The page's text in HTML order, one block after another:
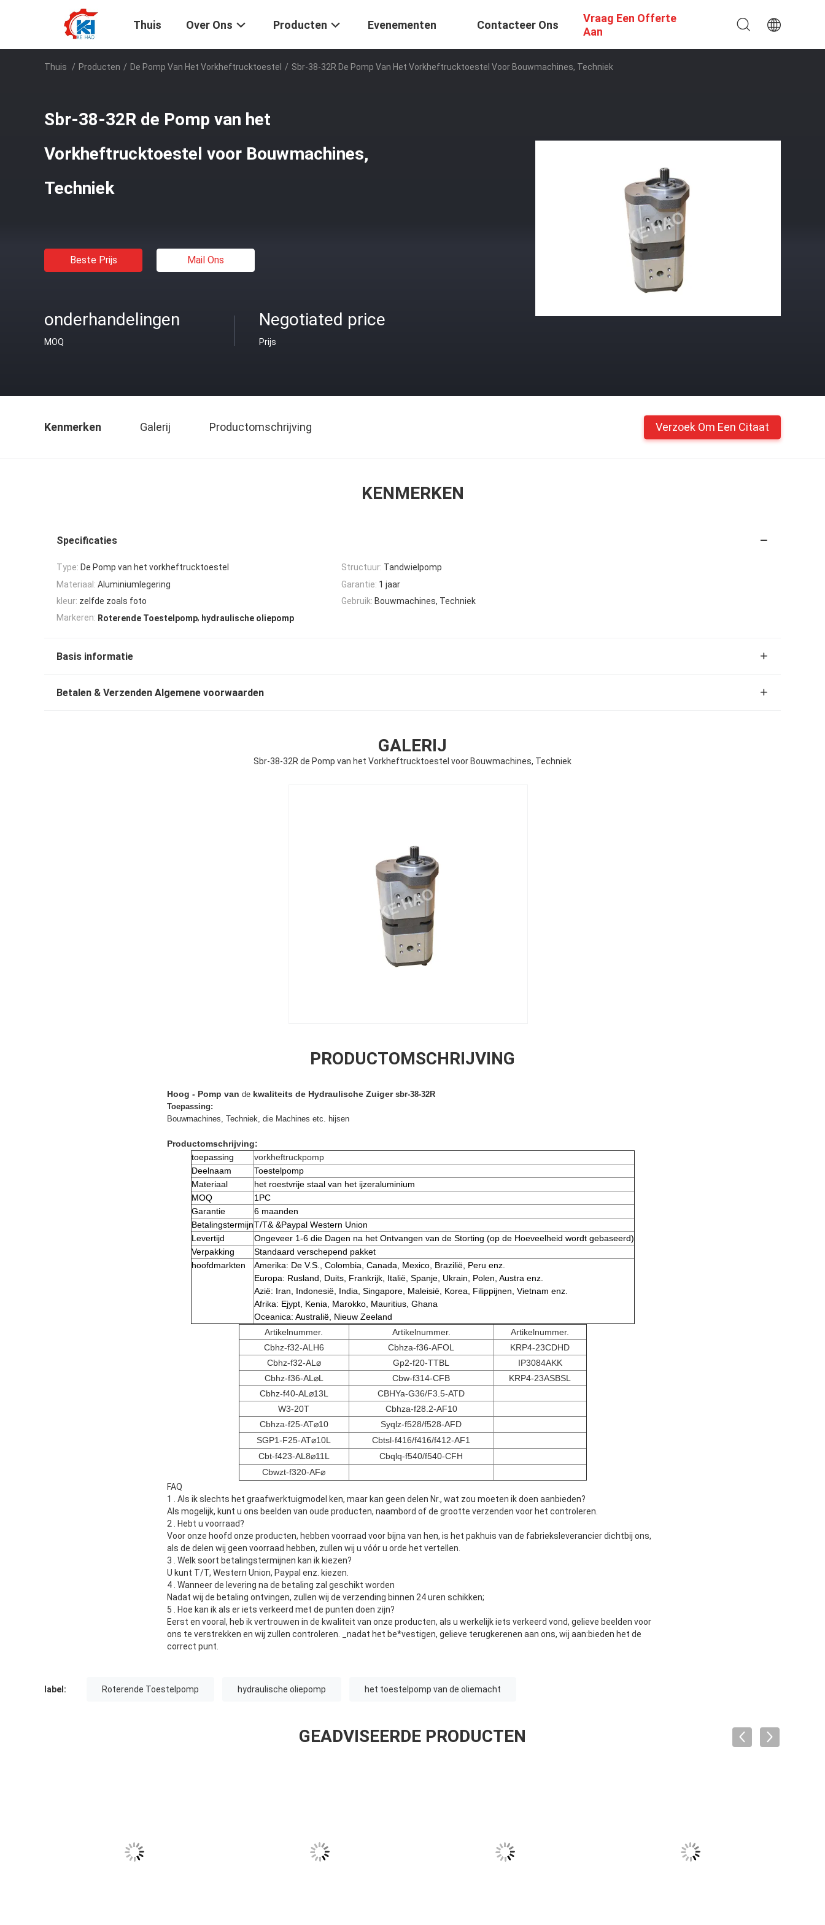
Thuis Over Ons Producten Evenementen Contacteer Ons
Vraag Een Offerte
Aan
Thuis / Producten / De Pomp Van Het Vorkheftrucktoestel / Sbr-38-32R De Pomp Van Het Vorkheftrucktoestel Voor Bouwmachines, Techniek
Sbr-38-32R de Pomp van het
Vorkheftrucktoestel voor Bouwmachines,
Techniek
Beste Prijs Mail Ons
onderhandelingen
MOQ
Negotiated price
Prijs
Kenmerken Galerij Productomschrijving Verzoek Om Een Citaat
KENMERKEN
Specificaties
Type: De Pomp van het vorkheftrucktoestel Structuur: Tandwielpomp
Materiaal: Aluminiumlegering Garantie: 1 jaar
kleur: zelfde zoals foto Gebruik: Bouwmachines, Techniek
Markeren: Roterende Toestelpomp, hydraulische oliepomp
Basis informatie
Betalen & Verzenden Algemene voorwaarden
GALERIJ
Sbr-38-32R de Pomp van het Vorkheftrucktoestel voor Bouwmachines, Techniek
PRODUCTOMSCHRIJVING
Hoog - Pomp van de kwaliteits de Hydraulische Zuiger sbr-38-32R
Toepassing:
Bouwmachines, Techniek, die Machines etc. hijsen
Productomschrijving:
toepassing
vorkheftruckpomp
Deelnaam
Toestelpomp
Materiaal
het roestvrije staal van het ijzeraluminium
MOQ
1PC
Garantie
6 maanden
BetalingstermijnT/T& &Paypal Western Union
Levertijd
Ongeveer 1-6 die Dagen na het Ontvangen van de Storting (op de Hoeveelheid wordt gebaseerd)
Verpakking
Standaard verschepend pakket
hoofdmarkten
Amerika: De V.S., Colombia, Canada, Mexico, Brazilië, Peru enz.
Europa: Rusland, Duits, Frankrijk, Italië, Spanje, Ukrain, Polen, Austra enz.
Azië: Iran, Indonesië, India, Singapore, Maleisië, Korea, Filippijnen, Vietnam enz.
Afrika: Ejypt, Kenia, Marokko, Mauritius, Ghana
Oceanica: Australië, Nieuw Zeeland
Artikelnummer.
Artikelnummer.
Artikelnummer.
Cbhz-f32-ALH6
Cbhza-f36-AFOL
KRP4-23CDHD
Cbhz-f32-AL⌀
Gp2-f20-TTBL
IP3084AKK
Cbhz-f36-AL⌀L
Cbw-f314-CFB
KRP4-23ASBSL
Cbhz-f40-AL⌀13L
CBHYa-G36/F3.5-ATD
W3-20T
Cbhza-f28.2-AF10
Cbhza-f25-AT⌀10
Syqlz-f528/f528-AFD
SGP1-F25-AT⌀10L
Cbtsl-f416/f416/f412-AF1
Cbt-f423-AL8⌀11L
Cbqlq-f540/f540-CFH
Cbwzt-f320-AF⌀
FAQ
1 . Als ik slechts het graafwerktuigmodel ken, maar kan geen delen Nr., wat zou moeten ik doen aanbieden?
Als mogelijk, kunt u ons beelden van oude producten, naambord of de grootte verzenden voor het controleren.
2 .
Hebt u voorraad?
Voor onze hoofd onze producten, hebben voorraad voor bijna van hen, is het pakhuis van de fabrieksleverancier dichtbij ons,
als de delen wij geen voorraad hebben, zullen wij u vóór u orde het vertellen.
3 . Welk soort betalingstermijnen kan ik kiezen?
U kunt T/T, Western Union, Paypal enz. kiezen.
4 . Wanneer de levering na de betaling zal geschikt worden
Nadat wij de betaling ontvingen, zullen wij de verzending binnen 24 uren schikken;
5 .
Hoe kan ik als er iets verkeerd met de punten doen zijn?
Eerst en vooral, heb ik vertrouwen in de kwaliteit van onze producten, als u werkelijk iets verkeerd vond, gelieve beelden voor
ons te verstrekken en wij zullen controleren. _nadat het be*vestigen, gelieve terugkerenen aan ons, wij aan:bieden het de
correct punt.
label: Roterende Toestelpomp hydraulische oliepomp het toestelpomp van de oliemacht
GEADVISEERDE PRODUCTEN